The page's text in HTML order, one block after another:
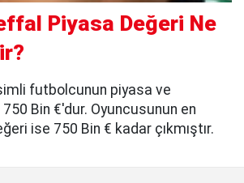
Piyasa Değeri Ne
futbolcunun piyasa ve
Bin €'dur. Oyuncusunun en
ise 750 Bin € kadar çıkmıştır.